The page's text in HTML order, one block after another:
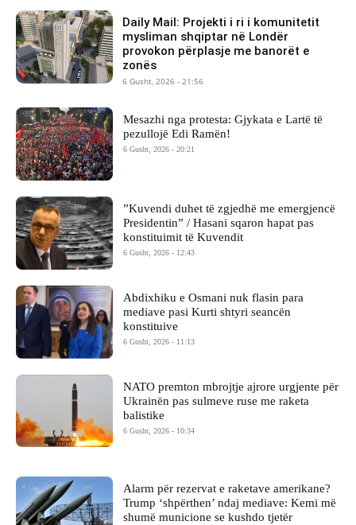
Daily Mail: Projekti i ri i komunitetit
mysliman shqiptar në Londër
provokon përplasje me banorët e
zonës
6 Gusht, 2026 - 21:56
Mesazhi nga protesta: Gjykata e Lartë të
pezullojë Edi Ramën!
6 Gusht, 2026 - 20:21
​”Kuvendi duhet të zgjedhë me emergjencë
Presidentin” / Hasani sqaron hapat pas
konstituimit të Kuvendit
6 Gusht, 2026 - 12:43
Abdixhiku e Osmani nuk flasin para
mediave pasi Kurti shtyri seancën
konstituive
6 Gusht, 2026 - 11:13
NATO premton mbrojtje ajrore urgjente për
Ukrainën pas sulmeve ruse me raketa
balistike
6 Gusht, 2026 - 10:34
Alarm për rezervat e raketave amerikane?
Trump ‘shpërthen’ ndaj mediave: Kemi më
shumë municione se kushdo tjetër